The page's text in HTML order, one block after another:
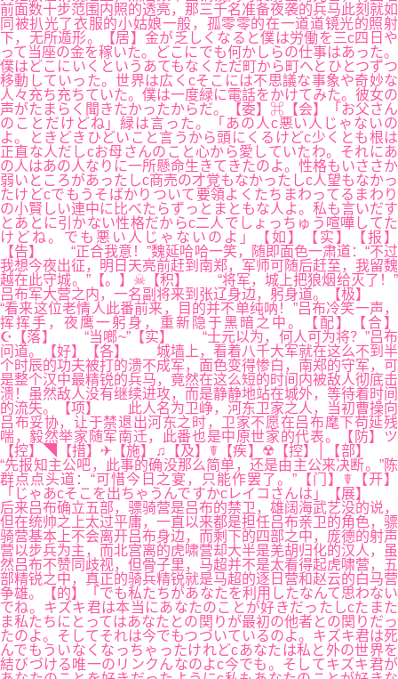
前面数十步范围内照的透亮，那三千名准备夜袭的兵马此刻就如
同被扒光了衣服的小姑娘一般，孤零零的在一道道镜光的照射
下，无所遁形。【居】金が乏しくなると僕は労働を三c四日や
って当座の金を稼いた。どこにでも何かしらの仕事はあった。
僕はどこにいくというあてもなくただ町から町へとひとつずつ
移動していった。世界は広くcそこには不思議な事象や奇妙な
人々充ち充ちていた。僕は一度緑に電話をかけてみた。彼女の
声がたまらく聞きたかったからだ。【委】⌘【会】「お父さん
のことだけどね」緑は言った。「あの人c悪い人じゃないの
よ。ときどきひどいこと言うから頭にくるけどc少くとも根は
正直な人だしcお母さんのこと心から愛していたわ。それにあ
の人はあの人なりに一所懸命生きてきたのよ。性格もいささか
弱いところがあったしc商売の才覚もなかったしc人望もなかっ
たけどcでもうそばかりついて要領よくたちまわってるまわり
の小賢しい連中に比べたらずっとまともな人よ。私も言いだす
とあとに引かない性格だからc二人でしょっちゅう喧嘩してた
けどね。でも悪い人じゃないのよ」【如】【实】【报】
【告】 “正合我意！”魏延哈哈一笑，随即面色一肃道：“不过
我想今夜出征，明日天亮前赶到南郑，军师可随后赶至，我留魏
越在此守城。”【。】☠【积】 “将军，城上把狼烟给灭了！”
吕布军大营之内，一名副将来到张辽身边，躬身道。【极】
“看来这位老情人此番前来，目的并不单纯呐！”吕布冷笑一声，
挥挥手，夜鹰一躬身，重新隐于黑暗之中。【配】【合】
☪【落】 “当啷~”【实】 “士元以为，何人可为将？”吕布
问道。【好】【各】 城墙上，看着八千大军就在这么不到半
个时辰的功夫被打的溃不成军，面色变得惨白，南郑的守军，可
是整个汉中最精锐的兵马，竟然在这么短的时间内被敌人彻底击
溃！虽然敌人没有继续进攻，而是静静地站在城外，等待着时间
的流失。【项】 此人名为卫峥，河东卫家之人，当初曹操向
吕布妥协，让于禁退出河东之时，卫家不愿在吕布麾下苟延残
喘，毅然举家随军南迁，此番也是中原世家的代表。【防】ツ
【控】◥【措】✈【施】♫【及】☤【疾】☢【控】│【部】
“先报知主公吧，此事的确没那么简单，还是由主公来决断。”陈
群点点头道：“可惜今日之宴，只能作罢了。”【门】☤【开】
「じゃあcそこを出ちゃうんですかcレイコさんは」【展】
后来吕布确立五部，骠骑营是吕布的禁卫，雄阔海武艺没的说，
但在统帅之上太过平庸，一直以来都是担任吕布亲卫的角色，骠
骑营基本上不会离开吕布身边，而剩下的四部之中，庞德的射声
营以步兵为主，而北宫离的虎啸营却大半是羌胡归化的汉人，虽
然吕布不赞同歧视，但骨子里，马超并不是太看得起虎啸营，五
部精锐之中，真正的骑兵精锐就是马超的逐日营和赵云的白马营
争雄。【的】「でも私たちがあなたを利用したなんて思わない
でね。キズキ君は本当にあなたのことが好きだったしcたまた
ま私たちにとってはあなたとの関りが最初の他者との関りだっ
たのよ。そしてそれは今でもつづいているのよ。キズキ君は死
んでもういなくなっちゃったけれどcあなたは私と外の世界を
結びづける唯一のリンクんなのよc今でも。そしてキズキ君が